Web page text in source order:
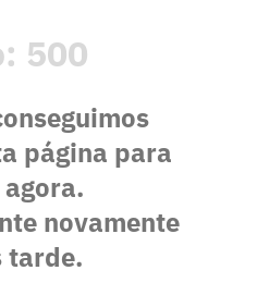
500
página para
novamente
tarde.